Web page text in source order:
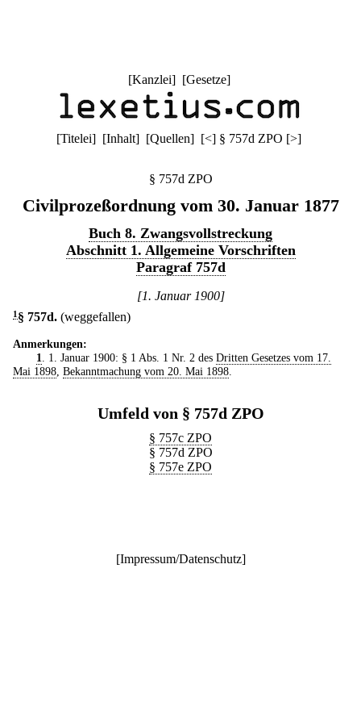
[Kanzlei] [Gesetze]
[Titelei] [Inhalt] [Quellen] [<] § 757d ZPO [>]
§ 757d ZPO
Civilprozeßordnung vom 30. Januar 1877
Buch 8. Zwangsvollstreckung
Abschnitt 1. Allgemeine Vorschriften
Paragraf 757d
[1. Januar 1900]
1 § 757d. (weggefallen)
Anmerkungen:
1
. 1. Januar 1900: § 1 Abs. 1 Nr. 2 des Dritten Gesetzes vom 17.
Mai 1898 Bekanntmachung vom 20. Mai 1898
Umfeld von § 757d ZPO
§ 757c ZPO
§ 757d ZPO
§ 757e ZPO
[Impressum/Datenschutz]